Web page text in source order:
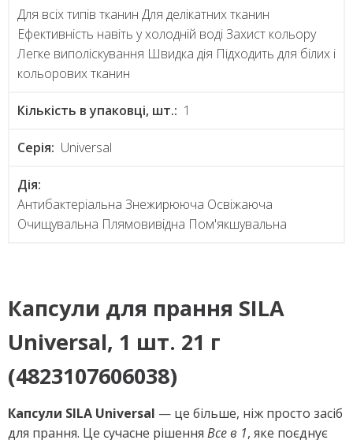
Для всіх типів тканин Для делікатних тканин
Ефективність навіть у холодній воді Захист кольору
Легке виполіскування Швидка дія Підходить для білих і
кольорових тканин
Кількість в упаковці, шт.: 1
Серія: Universal
Дія:
Антибактеріальна Знежирююча Освіжаюча
Очищувальна Плямовивідна Пом'якшувальна
Капсули для прання SILA
Universal, 1 шт. 21 г
(4823107606038)
Капсули SILA Universal — це більше, ніж просто засіб
для прання. Це сучасне рішення Все в 1, яке поєднує